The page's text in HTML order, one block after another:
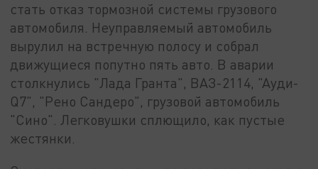
стать отказ тормозной системы грузового
автомобиля. Неуправляемый автомобиль
вырулил на встречную полосу и собрал
движущиеся попутно пять авто. В аварии
столкнулись "Лада Гранта", ВАЗ-2114, "Ауди-
Q7", "Рено Сандеро", грузовой автомобиль
"Сино". Легковушки сплющило, как пустые
жестянки.